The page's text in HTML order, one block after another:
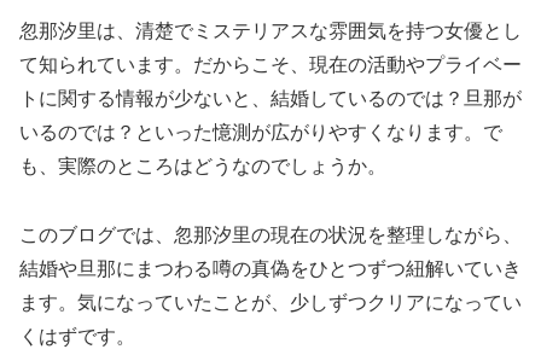
忽那汐里は、清楚でミステリアスな雰囲気を持つ女優とし
て知られています。だからこそ、現在の活動やプライベー
トに関する情報が少ないと、結婚しているのでは？旦那が
いるのでは？といった憶測が広がりやすくなります。で
も、実際のところはどうなのでしょうか。
このブログでは、忽那汐里の現在の状況を整理しながら、
結婚や旦那にまつわる噂の真偽をひとつずつ紐解いていき
ます。気になっていたことが、少しずつクリアになってい
くはずです。